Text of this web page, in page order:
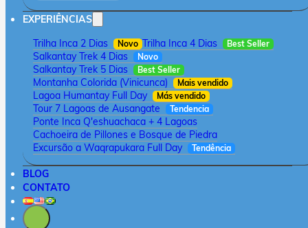
EXPERIÊNCIAS
Trilha Inca 2 Dias
Novo Trilha Inca 4 Dias Best Seller
Salkantay Trek 4 Dias Novo
Salkantay Trek 5 Dias Best Seller
Montanha Colorida (Vinicunca) Mais vendido
Lagoa Humantay Full Day Más vendido
Tour 7 Lagoas de Ausangate Tendencia
Ponte Inca Q'eshuachaca + 4 Lagoas
Cachoeira de Pillones e Bosque de Piedra
Excursão a Waqrapukara Full Day
Tendência
BLOG
CONTATO